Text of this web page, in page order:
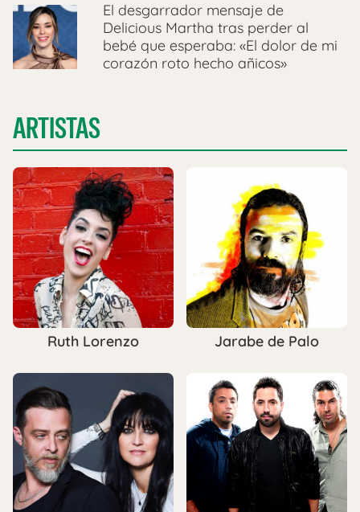
El desgarrador mensaje de
Delicious Martha tras perder al
bebé que esperaba: «El dolor de mi
corazón roto hecho añicos»
ARTISTAS
Ruth Lorenzo Jarabe de Palo